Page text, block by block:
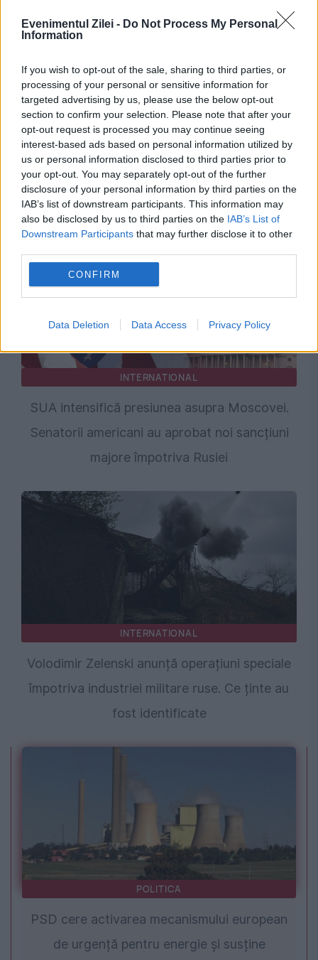
Evenimentul Zilei - Do Not Process My Personal
Information
If you wish to opt-out of the sale, sharing to third parties, or
processing of your personal or sensitive information for
targeted advertising by us, please use the below opt-out
section to confirm your selection. Please note that after your
opt-out request is processed you may continue seeing
interest-based ads based on personal information utilized by
us or personal information disclosed to third parties prior to
your opt-out. You may separately opt-out of the further
disclosure of your personal information by third parties on the
IAB’s list of downstream participants. This information may
also be disclosed by us to third parties on the IAB’s List of
Downstream Participants that may further disclose it to other
CONFIRM
Data Deletion Data Access Privacy Policy
Recomandările noastre
INTERNATIONAL
SUA intensifică presiunea asupra Moscovei.
Senatorii americani au aprobat noi sancțiuni
majore împotriva Rusiei
INTERNATIONAL
Volodimir Zelenski anunță operațiuni speciale
împotriva industriei militare ruse. Ce ținte au
fost identificate
POLITICA
PSD cere activarea mecanismului european
de urgență pentru energie și susține